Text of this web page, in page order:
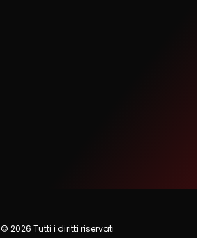
© 2026 Tutti i diritti riservati